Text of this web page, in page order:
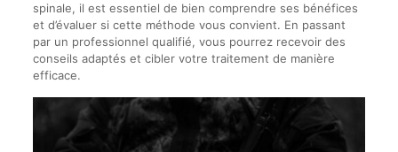
spinale, il est essentiel de bien comprendre ses bénéfices
et d’évaluer si cette méthode vous convient. En passant
par un professionnel qualifié, vous pourrez recevoir des
conseils adaptés et cibler votre traitement de manière
efficace.